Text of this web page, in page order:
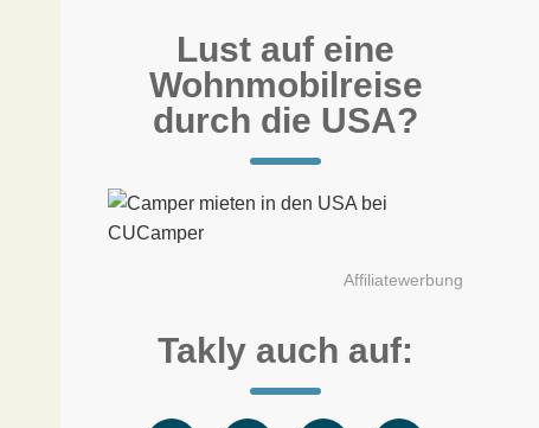
Lust auf eine
Wohnmobilreise
durch die USA?
Affiliatewerbung
Takly auch auf: